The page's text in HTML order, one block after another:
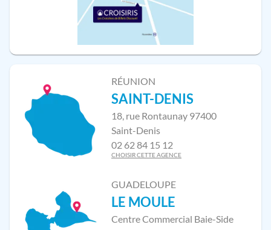
RÉUNION
SAINT-DENIS
18, rue Rontaunay 97400
Saint-Denis
02 62 84 15 12
CHOISIR CETTE AGENCE
GUADELOUPE
LE MOULE
Centre Commercial Baie-Side